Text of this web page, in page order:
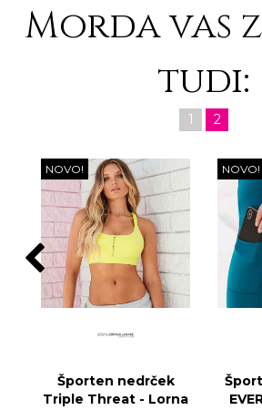
Morda vas
tudi:
1 2
NOVO!
Športen nedrček
Triple Threat - Lorna
NOVO!